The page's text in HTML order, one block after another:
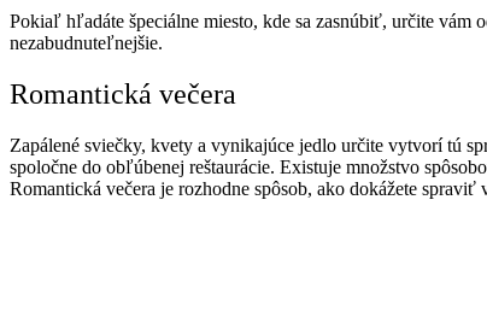
Pokiaľ hľadáte špeciálne miesto, kde sa zasnúbiť, určite
nezabudnuteľnejšie.
Romantická večera
Zapálené sviečky, kvety a vynikajúce jedlo určite vytvorí tú
spoločne do obľúbenej reštaurácie. Existuje množstvo
Romantická večera je rozhodne spôsob, ako dokážete